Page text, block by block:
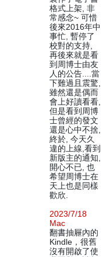
格式上架, 非
常感念~ 可惜
後來2016年中
事忙, 暫停了
校對的支持,
再後來就是看
到周博士由友
人的公告....當
下難過且震驚,
雖然還是偶而
會上好讀看看,
但是看到周博
士曾經的發文
還是心中不捨,
終於, 今天久
違的上線,看到
新版主的通知,
開心不已, 也
希望周博士在
天上也是同樣
歡欣.
2023/7/18
Mac
翻書抽屜內的
Kindle，很舊
沒有開啟了使